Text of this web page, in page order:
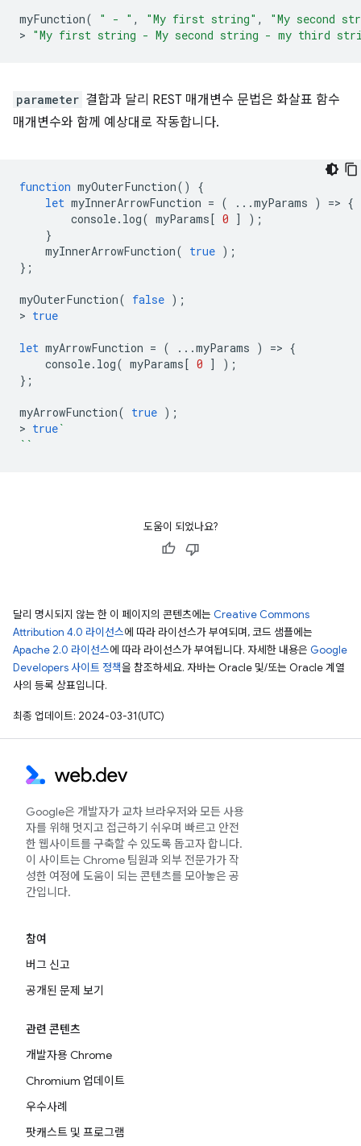
myFunction( " - " , "My first string" ,
"My second
> "My first string - My second string - my third
parameter 결합과 달리 REST 매개변수 문법은 화살표 함수
매개변수와 함께 예상대로 작동합니다.
function myOuterFunction()
{
let myInnerArrowFunction = ( ...myParams ) => {
console. log( myParams[ 0 ]
);
}
myInnerArrowFunction( true );
};
myOuterFunction( false );
> true
let myArrowFunction = ( ...myParams ) => {
console. log( myParams[ 0 ]
);
};
myArrowFunction( true );
> true`
``
도움이 되었나요?
달리 명시되지 않는 한 이 페이지의 콘텐츠에는 Creative Commons
Attribution 4.0 라이선스에 따라 라이선스가 부여되며, 코드 샘플에는
Apache 2.0 라이선스에 따라 라이선스가 부여됩니다. 자세한 내용은 Google
Developers 사이트 정책을 참조하세요. 자바는 Oracle 및/또는 Oracle 계열
사의 등록 상표입니다.
최종 업데이트: 2024-03-31(UTC)
Google은 개발자가 교차 브라우저와 모든 사용
자를 위해 멋지고 접근하기 쉬우며 빠르고 안전
한 웹사이트를 구축할 수 있도록 돕고자 합니다.
이 사이트는 Chrome 팀원과 외부 전문가가 작
성한 여정에 도움이 되는 콘텐츠를 모아놓은 공
간입니다.
참여
버그 신고
공개된 문제 보기
관련 콘텐츠
개발자용 Chrome
Chromium 업데이트
우수사례
팟캐스트 및 프로그램